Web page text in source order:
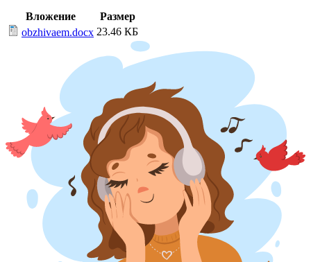
Вложение
Размер
obzhivaem.docx 23.46 КБ